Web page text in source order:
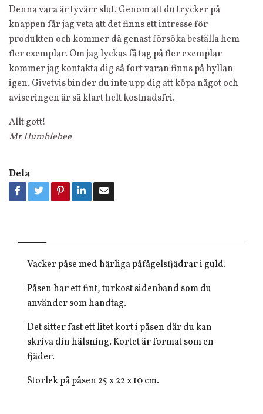
Denna vara är tyvärr slut. Genom att du trycker på
knappen får jag veta att det finns ett intresse för
produkten och kommer då genast försöka beställa hem
fler exemplar. Om jag lyckas få tag på fler exemplar
kommer jag kontakta dig så fort varan finns på hyllan
igen. Givetvis binder du inte upp dig att köpa något och
aviseringen är så klart helt kostnadsfri.
Allt gott!
Mr Humblebee
Dela
Vacker påse med härliga påfågelsfjädrar i guld.
Påsen har ett fint, turkost sidenband som du
använder som handtag.
Det sitter fast ett litet kort i påsen där du kan
skriva din hälsning. Kortet är format som en
fjäder.
Storlek på påsen 25 x 22 x 10 cm.